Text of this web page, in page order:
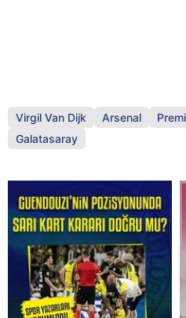
Virgil Van Dijk Arsenal
Galatasaray